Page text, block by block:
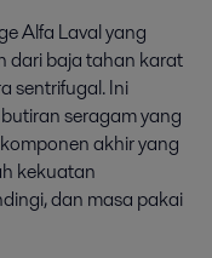
Alfa Laval yang
dari baja tahan karat
sentrifugal. Ini
seragam yang
akhir yang
kekuatan
dan masa pakai